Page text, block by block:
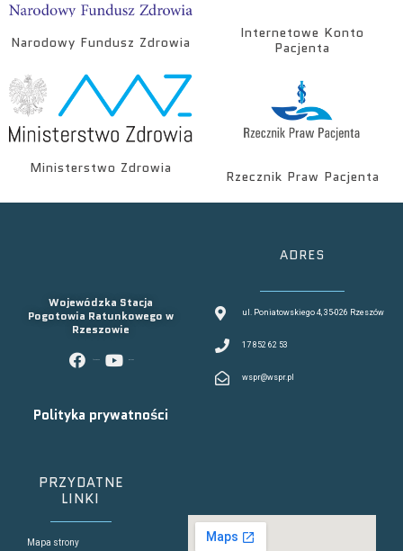
Narodowy Fundusz Zdrowia
Internetowe Konto
Pacjenta
Ministerstwo Zdrowia
Rzecznik Praw Pacjenta
Wojewódzka Stacja
Pogotowia Ratunkowego w
Rzeszowie
Polityka prywatności
ADRES
ul. Poniatowskiego 4, 35-026 Rzeszów
17 852 62 53
wspr@wspr.pl
PRZYDATNE
LINKI
Mapa strony